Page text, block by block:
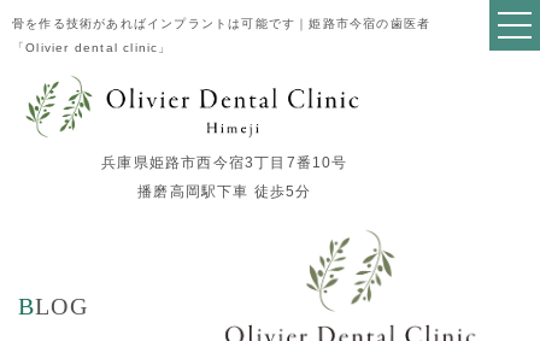
骨を作る技術があればインプラントは可能です｜姫路市今宿の歯医者
「Olivier dental clinic」
兵庫県姫路市西今宿3丁目7番10号
播磨高岡駅下車 徒歩5分
BLOG